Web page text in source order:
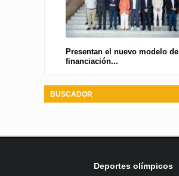
Presentan el nuevo modelo de
financiación...
BUSCADOR
Deportes olímpicos